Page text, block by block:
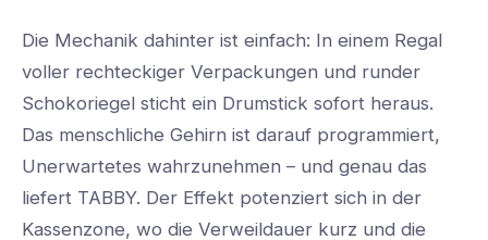
Die Mechanik dahinter ist einfach: In einem Regal
voller rechteckiger Verpackungen und runder
Schokoriegel sticht ein Drumstick sofort heraus.
Das menschliche Gehirn ist darauf programmiert,
Unerwartetes wahrzunehmen – und genau das
liefert TABBY. Der Effekt potenziert sich in der
Kassenzone, wo die Verweildauer kurz und die